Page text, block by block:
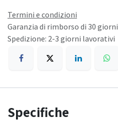
Termini e condizioni
Garanzia di rimborso di 30 giorni
Spedizione: 2-3 giorni lavorativi
Specifiche